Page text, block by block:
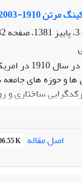
مشارکت مدنی
در سطح ایران
ایران به
1910-2003
مرتن در
و حوزه های
ساختاری
نظریه حد
اجتماعی و
دکترای افتخاری از 20 دانشگاه و مرکز
اصل مقاله K